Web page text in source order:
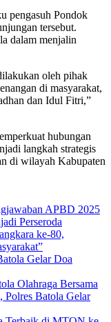
pengasuh Pondok
tersebut.
dalam menjalin
oleh pihak
di masyarakat,
dan Idul Fitri,”
hubungan
langkah strategis
di wilayah Kabupaten
APBD 2025
Perseroda
ke-80,
Gelar Doa
Olahraga Bersama
Polres Batola Gelar